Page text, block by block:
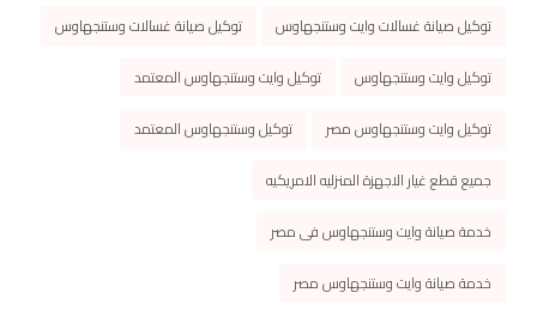
توكيل صيانة غسالات وايت وستنجهاوس
توكيل صيانة غسالات وستنجهاوس
توكيل وايت وستنجهاوس
توكيل وايت وستنجهاوس المعتمد
توكيل وايت وستنجهاوس مصر
توكيل وستنجهاوس المعتمد
جميع قطع غيار الاجهزة المنزليه الامريكيه
خدمة صيانة وايت وستنجهاوس فى مصر
خدمة صيانة وايت وستنجهاوس مصر